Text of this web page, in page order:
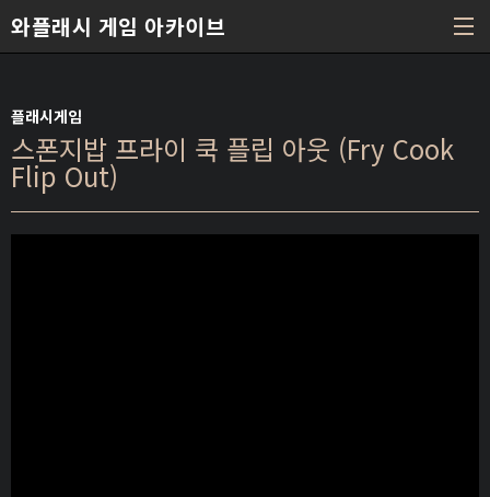
와플래시 게임 아카이브
플래시게임
스폰지밥 프라이 쿡 플립 아웃 (Fry Cook
Flip Out)